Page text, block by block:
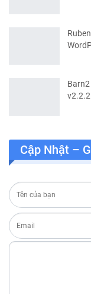
v2.2.2
Cập Nhật –